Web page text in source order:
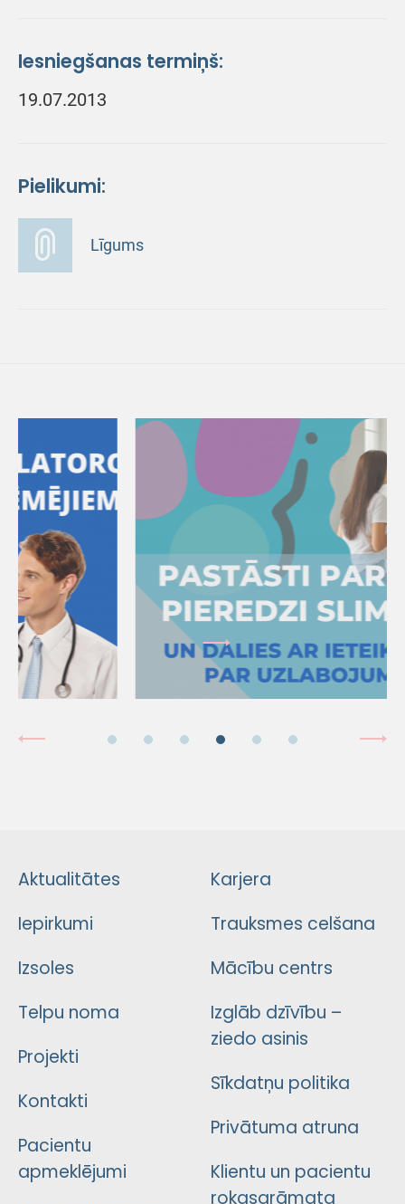
Iesniegšanas termiņš:
19.07.2013
Pielikumi:
Līgums
Aktualitātes
Iepirkumi
Izsoles
Telpu noma
Projekti
Kontakti
Pacientu
apmeklējumi
Karjera
Trauksmes celšana
Mācību centrs
Izglāb dzīvību –
ziedo asinis
Sīkdatņu politika
Privātuma atruna
Klientu un pacientu
rokasgrāmata